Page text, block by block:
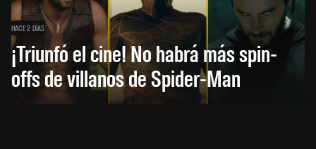
HACE 2 DÍAS
¡Triunfó el cine! No habrá más spin-
offs de villanos de Spider-Man